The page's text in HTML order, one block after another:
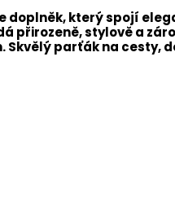
doplněk, který spojí
přirozeně, stylově a
Skvělý parťák na cesty,